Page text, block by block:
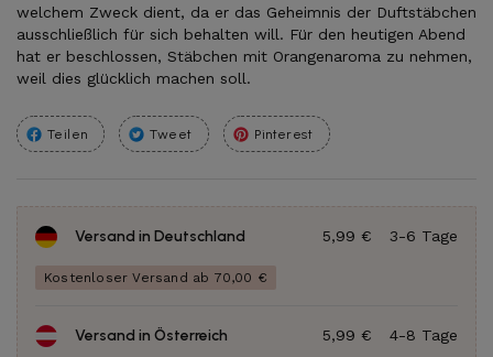
welchem Zweck dient, da er das Geheimnis der Duftstäbchen
ausschließlich für sich behalten will. Für den heutigen Abend
hat er beschlossen, Stäbchen mit Orangenaroma zu nehmen,
weil dies glücklich machen soll.
Teilen Tweet Pinterest
Versand in Deutschland 3-6 Tage
5,99 €
Kostenloser Versand ab 70,00 €
Versand in Österreich 4-8 Tage
5,99 €